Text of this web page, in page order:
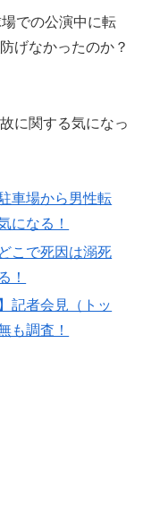
での公演中に転
げなかったのか？
に関する気になっ
車場から男性転
になる！
こで死因は溺死
！
記者会見（トッ
も調査！